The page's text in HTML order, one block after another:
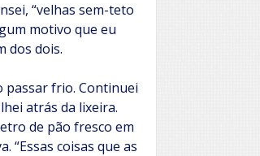
“velhas sem-teto
motivo que eu
dos dois.
passar frio. Continuei
atrás da lixeira.
de pão fresco em
“Essas coisas que as